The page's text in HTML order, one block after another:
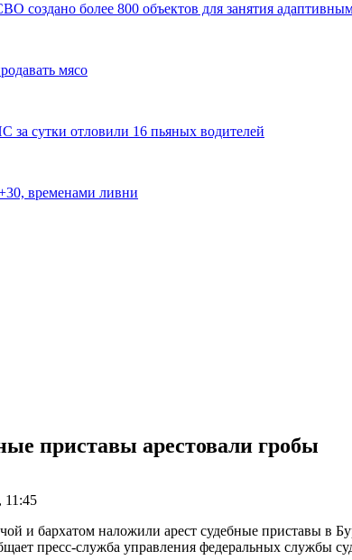
создано более 800 объектов для занятия
мясо
сутки отловили 16 пьяных водителей
временами ливни
приставы арестовали гробы
11:45
и бархатом наложили арест судебные приставы в
пресс-служба управления федеральных службы